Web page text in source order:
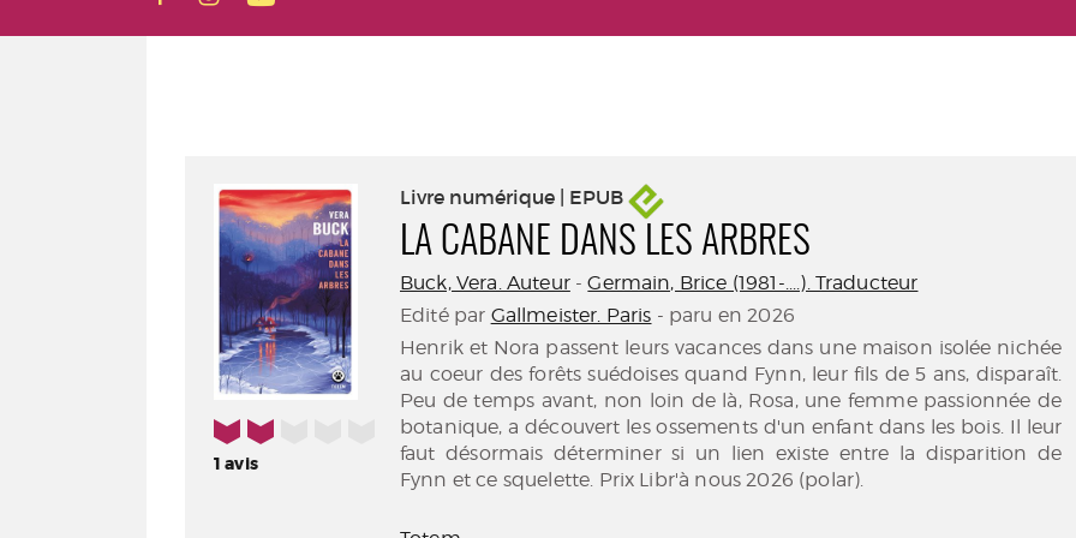
2/5
1avis
Livre numérique | EPUB
LA CABANE DANS LES ARBRES
Buck, Vera. Auteur-Germain, Brice (1981-....). Traducteur
Edité par Gallmeister. Paris - paru en 2026
Henrik et Nora passent leurs vacances dans une maison isolée nichée
au coeur des forêts suédoises quand Fynn, leur fils de 5 ans, disparaît.
Peu de temps avant, non loin de là, Rosa, une femme passionnée de
botanique, a découvert les ossements d'un enfant dans les bois. Il leur
faut désormais déterminer si un lien existe entre la disparition de
Fynn et ce squelette. Prix Libr'à nous 2026 (polar).